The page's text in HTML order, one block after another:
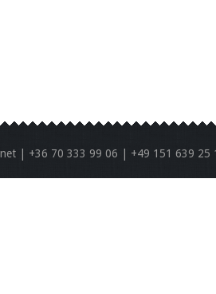
| +36 70 333 99 06 | +49 151 639 25